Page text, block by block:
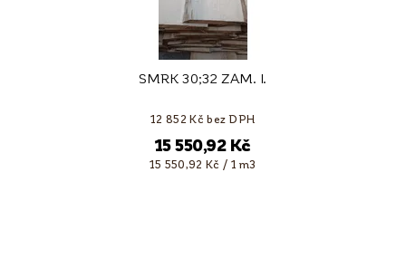
SMRK 30;32 ZAM. I.
12 852 Kč bez DPH
15 550,92 Kč
15 550,92 Kč / 1 m3